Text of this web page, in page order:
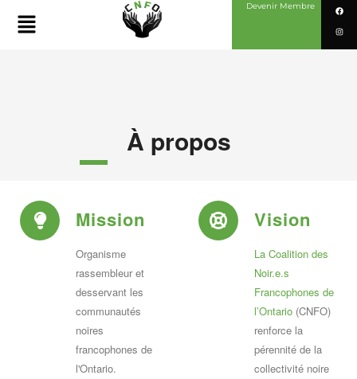
Devenir Membre
À propos
Mission
Organisme
rassembleur et
desservant les
communautés
noires
francophones de
l'Ontario.
Vision
La Coalition des
Noir.e.s
Francophones de
l’Ontario (CNFO)
renforce la
pérennité de la
collectivité noire